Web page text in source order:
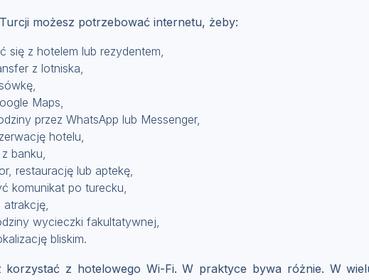
możesz potrzebować internetu, żeby:
się z hotelem lub rezydentem,
z lotniska,
Maps,
przez WhatsApp lub Messenger,
hotelu,
banku,
restaurację lub aptekę,
komunikat po turecku,
atrakcję,
wycieczki fakultatywnej,
bliskim.
korzystać z hotelowego Wi-Fi. W praktyce bywa różnie. W